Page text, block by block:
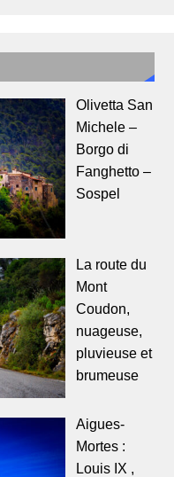
Olivetta San
Michele –
Borgo di
Fanghetto –
Sospel
La route du
Mont
Coudon,
nuageuse,
pluvieuse et
brumeuse
Aigues-
Mortes :
Louis IX ,